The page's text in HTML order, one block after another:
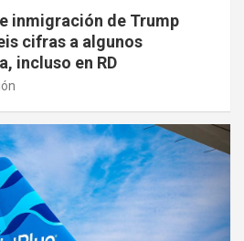
inmigración de Trump
cifras a algunos
incluso en RD